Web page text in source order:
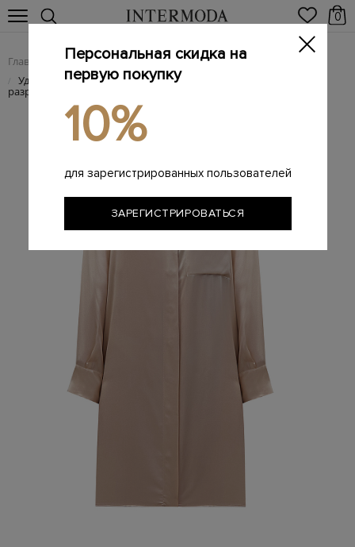
0
Главная Женщинам / Женская одежда / Женские блузы
/ Удлиненная блуза из гладкого струящегося шелка с
разрезами
Персональная скидка на
первую покупку
10%
для зарегистрированных пользователей
ЗАРЕГИСТРИРОВАТЬСЯ